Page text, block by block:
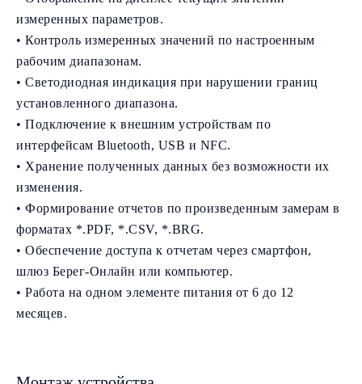
измеренных параметров.
• Контроль измеренных значений по настроенным
рабочим диапазонам.
• Светодиодная индикация при нарушении границ
установленного диапазона.
• Подключение к внешним устройствам по
интерфейсам Bluetooth, USB и NFC.
• Хранение полученных данных без возможности их
изменения.
• Формирование отчетов по произведенным замерам в
форматах *.PDF, *.CSV, *.BRG.
• Обеспечение доступа к отчетам через смартфон,
шлюз Берег-Онлайн или компьютер.
• Работа на одном элементе питания от 6 до 12
месяцев.